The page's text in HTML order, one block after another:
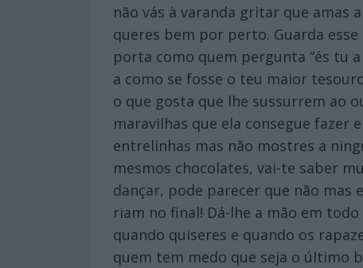
não vás à varanda gritar que amas
queres bem por perto. Guarda
porta como quem pergunta “és tu
a como se fosse o teu maior
o que gosta que lhe sussurrem ao
maravilhas que ela consegue fazer
entrelinhas mas não mostres a
mesmos chocolates, vai-te saber
dançar, pode parecer que não mas
riam no final! Dá-lhe a mão em
quando quiseres e quando os
quem tem medo que seja o último